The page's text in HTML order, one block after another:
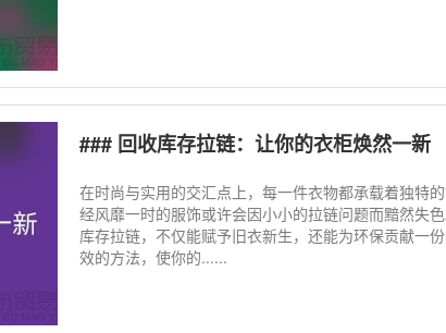
### 回收库存拉链：让你的衣柜焕然一新
在时尚与实用的交汇点上，每一件衣物都承载着独特
经风靡一时的服饰或许会因小小的拉链问题而黯然失
库存拉链，不仅能赋予旧衣新生，还能为环保贡献一
效的方法，使你的......